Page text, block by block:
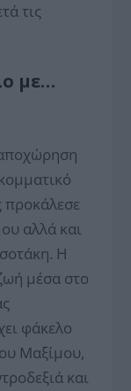
τις
με…
προκάλεσε
αλλά και
Η
μέσα στο
φάκελο
Μαξίμου,
και